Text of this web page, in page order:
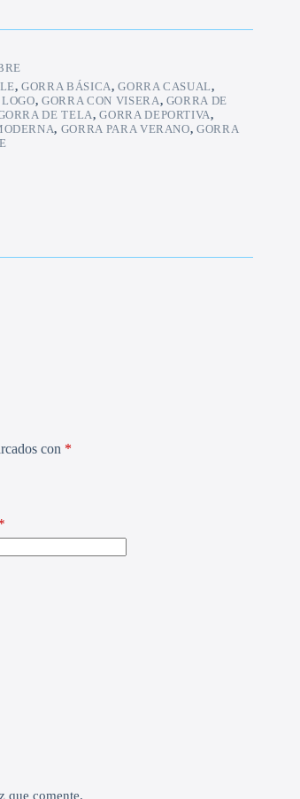
,GORRA BÁSICA,GORRA CASUAL,
,GORRA CON VISERA, GORRA DE
DE TELA,GORRA DEPORTIVA,
, GORRA PARA VERANO,GORRA
con *
*
que comente.